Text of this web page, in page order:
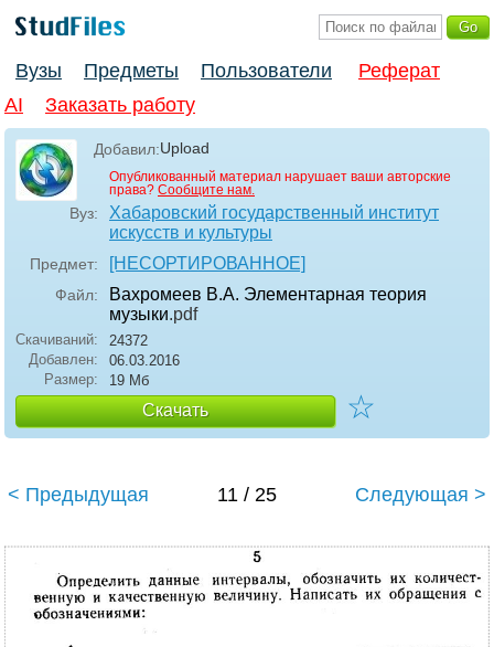
Вузы Предметы Пользователи
Реферат
AI
Заказать работу
Добавил:Upload
Опубликованный материал нарушает ваши авторские
права? Сообщите нам.
Вуз:
Хабаровский государственный институт
искусств и культуры
Предмет: [НЕСОРТИРОВАННОЕ]
Файл:
Вахромеев В.А. Элементарная теория
музыки.pdf
Скачиваний:
24372
Добавлен:
06.03.2016
Размер:
19 Мб
Скачать ☆
< Предыдущая 11 / 25 Следующая >